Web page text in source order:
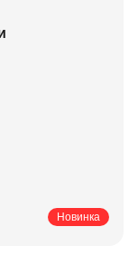
Новинка